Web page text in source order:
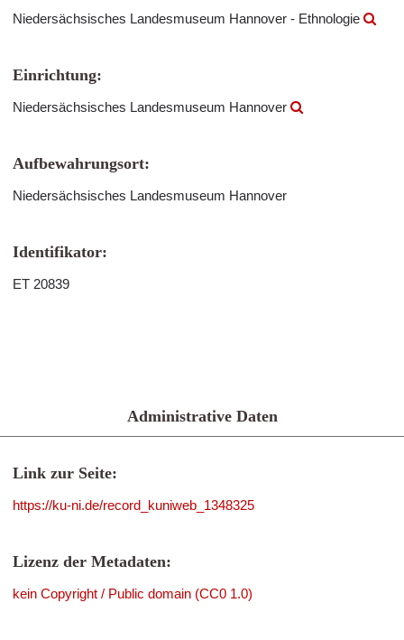
Niedersächsisches Landesmuseum Hannover - Ethnologie
Einrichtung:
Niedersächsisches Landesmuseum Hannover
Aufbewahrungsort:
Niedersächsisches Landesmuseum Hannover
Identifikator:
ET 20839
Administrative Daten
Link zur Seite:
https://ku-ni.de/record_kuniweb_1348325
Lizenz der Metadaten:
kein Copyright / Public domain (CC0 1.0)